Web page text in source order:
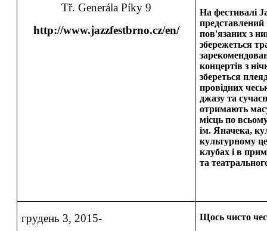
Tř. Generála Píky 9
http://www.jazzfestbrno.cz/en/
На фестивалі
пов'язаних з
збережеться
концертів з
збереться
провідних
джазу та
отримають
місць по
ім. Яначека,
культурному
клубах і в
та
грудень 3, 2015-
Щось чисто